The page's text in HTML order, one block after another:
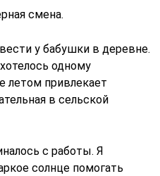
смена.
у бабушки в деревне.
одному
летом привлекает
в сельской
с работы. Я
солнце помогать